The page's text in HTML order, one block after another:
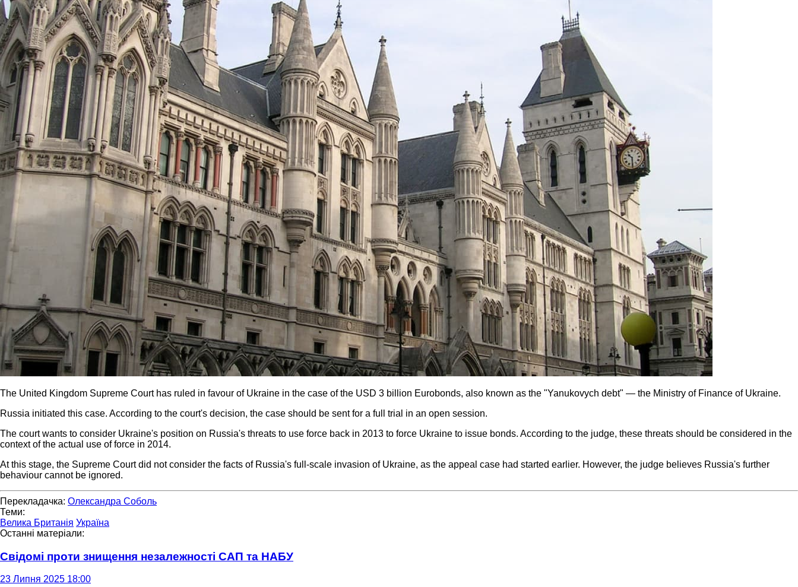
The United Kingdom Supreme Court has ruled in favour of Ukraine in the case of the USD 3 billion Eurobonds, also known as the "Yanukovych debt" — the Ministry of Finance of Ukraine.
Russia initiated this case. According to the court's decision, the case should be sent for a full trial in an open session.
The court wants to consider Ukraine's position on Russia's threats to use force back in 2013 to force Ukraine to issue bonds. According to the judge, these threats should be considered in the
context of the actual use of force in 2014.
At this stage, the Supreme Court did not consider the facts of Russia's full-scale invasion of Ukraine, as the appeal case had started earlier. However, the judge believes Russia's further
behaviour cannot be ignored.
Перекладачка: Олександра Соболь
Теми:
Велика Британія Україна
Останні матеріали:
Свідомі проти знищення незалежності САП та НАБУ
23 Липня 2025 18:00